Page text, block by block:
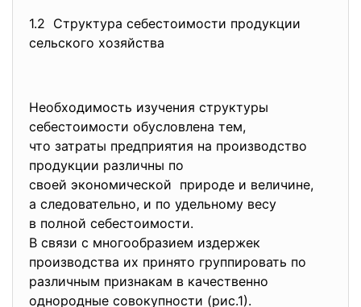
1.2 Структура себестоимости продукции
сельского хозяйства
Необходимость изучения структуры
себестоимости обусловлена тем,
что затраты предприятия на производство
продукции различны по
своей экономической природе и величине,
а следовательно, и по удельному весу
в полной себестоимости.
В связи с многообразием издержек
производства их принято группировать по
различным признакам в качественно
однородные совокупности (рис.1).